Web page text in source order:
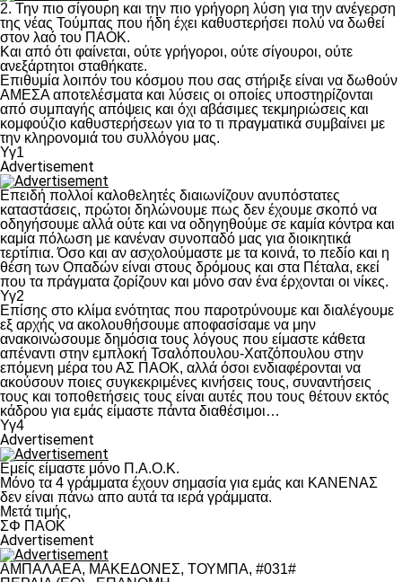
2. Την πιο σίγουρη και την πιο γρήγορη λύση για την ανέγερση
της νέας Τούμπας που ήδη έχει καθυστερήσει πολύ να δωθεί
στον λαό του ΠΑΟΚ.
Και από ότι φαίνεται, ούτε γρήγοροι, ούτε σίγουροι, ούτε
ανεξάρτητοι σταθήκατε.
Επιθυμία λοιπόν του κόσμου που σας στήριξε είναι να δωθούν
ΑΜΕΣΑ αποτελέσματα και λύσεις οι οποίες υποστηρίζονται
από συμπαγής απόψεις και όχι αβάσιμες τεκμηριώσεις και
κομφούζιο καθυστερήσεων για το τι πραγματικά συμβαίνει με
την κληρονομιά του συλλόγου μας.
Υγ1
Advertisement
Επειδή πολλοί καλοθελητές διαιωνίζουν ανυπόστατες
καταστάσεις, πρώτοι δηλώνουμε πως δεν έχουμε σκοπό να
οδηγήσουμε αλλά ούτε και να οδηγηθούμε σε καμία κόντρα και
καμία πόλωση με κανέναν συνοπαδό μας για διοικητικά
τερτίπια. Όσο και αν ασχολούμαστε με τα κοινά, το πεδίο και η
θέση των Οπαδών είναι στους δρόμους και στα Πέταλα, εκεί
που τα πράγματα ζορίζουν και μόνο σαν ένα έρχονται οι νίκες.
Υγ2
Επίσης στο κλίμα ενότητας που παροτρύνουμε και διαλέγουμε
εξ αρχής να ακολουθήσουμε αποφασίσαμε να μην
ανακοινώσουμε δημόσια τους λόγους που είμαστε κάθετα
απέναντι στην εμπλοκή Τσαλόπουλου-Χατζόπουλου στην
επόμενη μέρα του ΑΣ ΠΑΟΚ, αλλά όσοι ενδιαφέρονται να
ακούσουν ποιες συγκεκριμένες κινήσεις τους, συναντήσεις
τους και τοποθετήσεις τους είναι αυτές που τους θέτουν εκτός
κάδρου για εμάς είμαστε πάντα διαθέσιμοι…
Υγ4
Advertisement
Εμείς είμαστε μόνο Π.Α.Ο.Κ.
Μόνο τα 4 γράμματα έχουν σημασία για εμάς και ΚΑΝΕΝΑΣ
δεν είναι πάνω απο αυτά τα ιερά γράμματα.
Μετά τιμής,
ΣΦ ΠΑΟΚ
Advertisement
ΑΜΠΑΛΑΕΑ, ΜΑΚΕΔΟΝΕΣ, ΤΟΥΜΠΑ, #031#